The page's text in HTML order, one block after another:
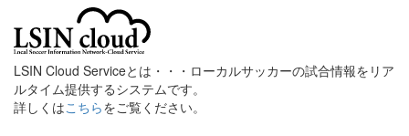
LSIN Cloud Serviceとは・・・ローカルサッカーの試合情報をリア
ルタイム提供するシステムです。
詳しくはこちらをご覧ください。